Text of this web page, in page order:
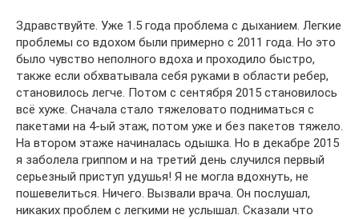
Здравствуйте. Уже 1.5 года проблема с дыханием. Легкие
проблемы со вдохом были примерно с 2011 года. Но это
было чувство неполного вдоха и проходило быстро,
также если обхватывала себя руками в области ребер,
становилось легче. Потом с сентября 2015 становилось
всё хуже. Сначала стало тяжеловато подниматься с
пакетами на 4-ый этаж, потом уже и без пакетов тяжело.
На втором этаже начиналась одышка. Но в декабре 2015
я заболела гриппом и на третий день случился первый
серьезный приступ удушья! Я не могла вдохнуть, не
пошевелиться. Ничего. Вызвали врача. Он послушал,
никаких проблем с легкими не услышал. Сказали что